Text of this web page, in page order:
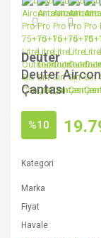
Deuter
Deuter
Çantası
%10
Kategori
Marka
Fiyat
Havale